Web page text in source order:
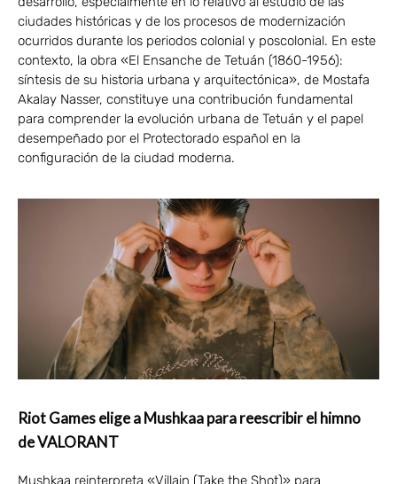
ciudades históricas y de los procesos de modernización
ocurridos durante los periodos colonial y poscolonial. En este
contexto, la obra «El Ensanche de Tetuán (1860-1956):
síntesis de su historia urbana y arquitectónica», de Mostafa
Akalay Nasser, constituye una contribución fundamental
para comprender la evolución urbana de Tetuán y el papel
desempeñado por el Protectorado español en la
configuración de la ciudad moderna.
Riot Games elige a Mushkaa para reescribir el himno
de VALORANT
Mushkaa reinterpreta «Villain (Take the Shot)» para